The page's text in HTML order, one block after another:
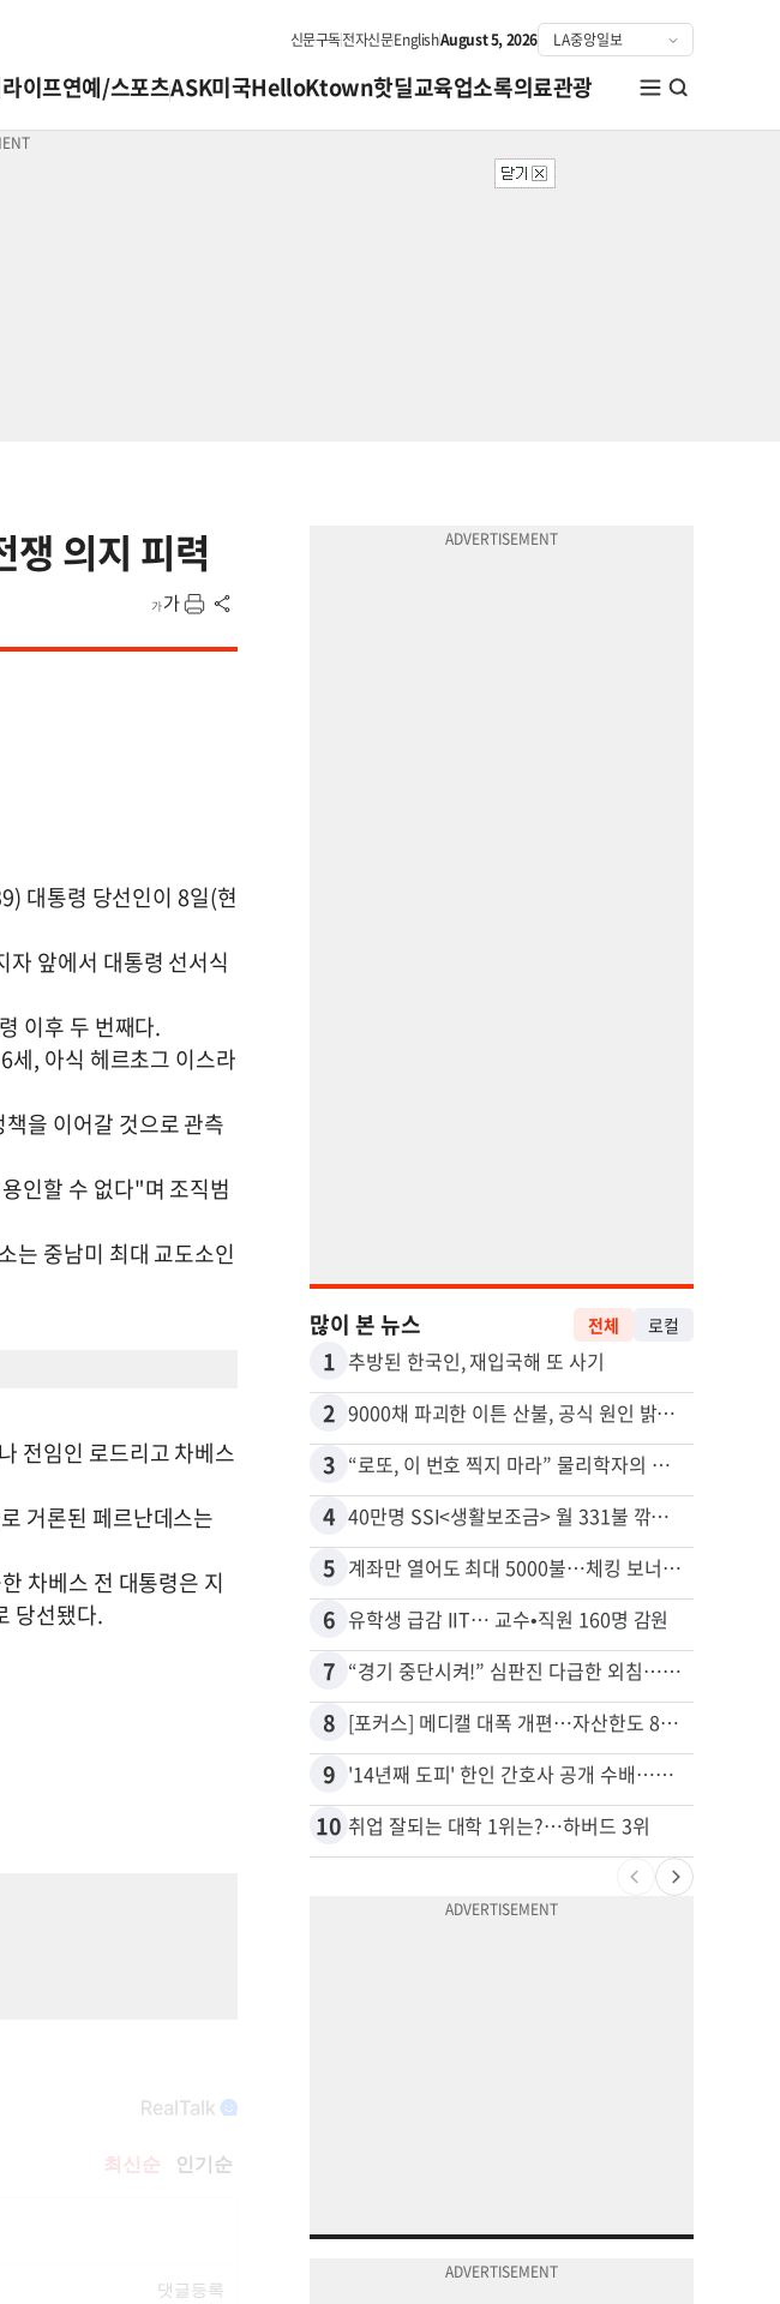
신문구독전자신문EnglishAugust 5, 2026
라이프연예/스포츠ASK미국HelloKtown핫딜교육업소록의료관광
의지 피력
대통령 당선인이 8일(현
앞에서 대통령 선서식
이후 두 번째다.
세, 아식 헤르초그 이스라
을 이어갈 것으로 관측
인할 수 없다"며 조직범
는 중남미 최대 교도소인
전임인 로드리고 차베스
거론된 페르난데스는
차베스 전 대통령은 지
당선됐다.
많이 본 뉴스 전체 로컬
1 추방된 한국인, 재입국해 또 사기
2 9000채 파괴한 이튼 산불, 공식 원인 밝혀졌다
3 “로또, 이 번호 찍지 마라” 물리학자의 당첨금 높이는 비밀
4 40만명 SSI<생활보조금> 월 331불 깎이나
5 계좌만 열어도 최대 5000불…체킹 보너스 무한 경쟁
6 유학생 급감 IIT… 교수•직원 160명 감원
7 “경기 중단시켜!” 심판진 다급한 외침…폭염에 야구팬 쓰러졌다
8 [포커스] 메디캘 대폭 개편…자산한도 84% 축소
9 '14년째 도피' 한인 간호사 공개 수배…메디케어 사기 유죄
10 취업 잘되는 대학 1위는?…하버드 3위